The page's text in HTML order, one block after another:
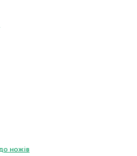
ножів